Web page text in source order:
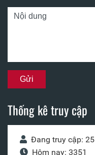
Thống kê truy cập
Đang truy cập: 25
Hôm nay: 3351